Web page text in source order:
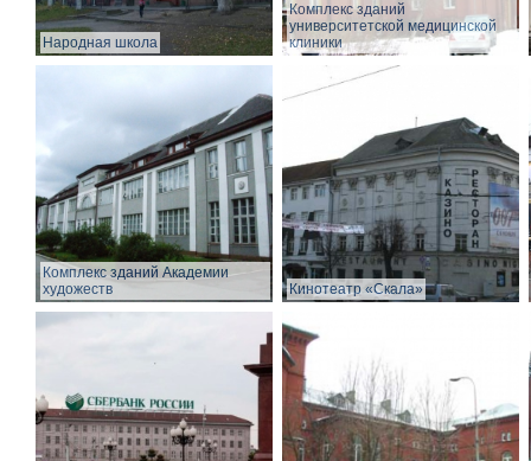
Народная школа
Комплекс зданий
университетской медицинской
клиники
Комплекс зданий Академии
художеств
Кинотеатр «Скала»